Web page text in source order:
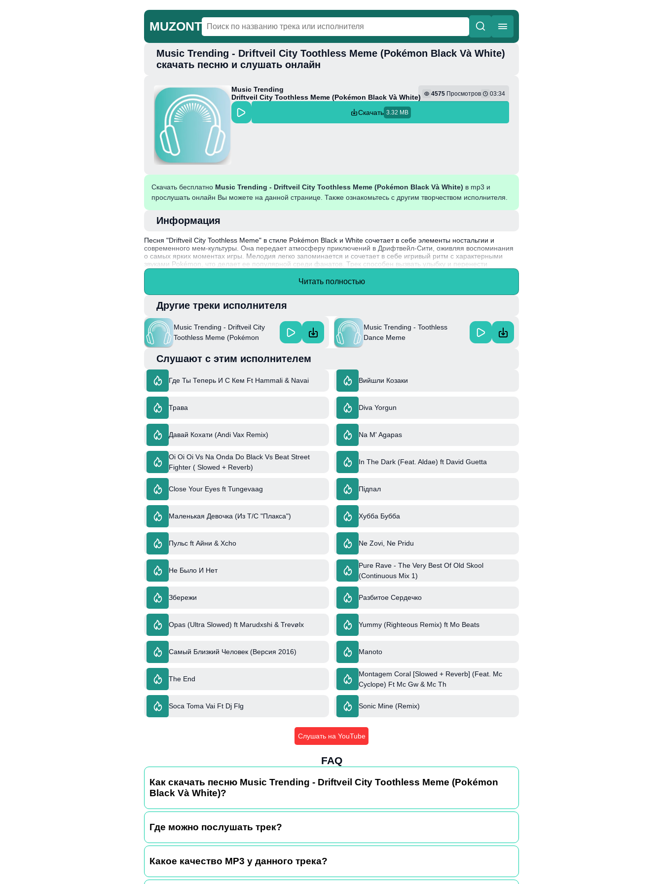
MUZONT
Главная Новинки Популярная
Music Trending - Driftveil City Toothless Meme (Pokémon Black Và White)
скачать песню и слушать онлайн
Music Trending
Driftveil City Toothless Meme (Pokémon Black Và White)
4575 Просмотров 03:34
Скачать 3.32 MB
Скачать бесплатно Music Trending - Driftveil City Toothless Meme (Pokémon Black Và White) в mp3 и
прослушать онлайн Вы можете на данной странице. Также ознакомьтесь с другим творчеством исполнителя.
Информация
Песня "Driftveil City Toothless Meme" в стиле Pokémon Black и White сочетает в себе элементы ностальгии и
современного мем-культуры. Она передает атмосферу приключений в Дрифтвейл-Сити, оживляя воспоминания
о самых ярких моментах игры. Мелодия легко запоминается и сочетает в себе игривый ритм с характерными
звуками Pokémon, что делает ее популярной среди фанатов. Трек способен вызвать улыбку и перенести
слушателей в мир покемонов, где дружба и исследование играют ключевую роль.
композициях, что позволяет соединять новое поколение слушателей с классическими играми.
Читать полностью
Другие треки исполнителя
Music Trending - Driftveil City
Toothless Meme (Pokémon
Music Trending - Toothless
Dance Meme
Слушают с этим исполнителем
Где Ты Теперь И С Кем Ft Hammali & Navai Вийшли Козаки
Трава Diva Yorgun
Давай Кохати (Andi Vax Remix) Na M' Agapas
Oi Oi Oi Vs Na Onda Do Black Vs Beat Street
Fighter ( Slowed + Reverb)
In The Dark (Feat. Aldae) ft David Guetta
Close Your Eyes ft Tungevaag Підпал
Маленькая Девочка (Из Т/С "Плакса") Хубба Бубба
Пульс ft Айни & Xcho Ne Zovi, Ne Pridu
Не Было И Нет
Pure Rave - The Very Best Of Old Skool
(Continuous Mix 1)
Збережи Разбитое Сердечко
Opas (Ultra Slowed) ft Marudxshi & Trevølx Yummy (Righteous Remix) ft Mo Beats
Самый Близкий Человек (Версия 2016) Manoto
The End
Montagem Coral [Slowed + Reverb] (Feat. Mc
Cyclope) Ft Mc Gw & Mc Th
Soca Toma Vai Ft Dj Flg Sonic Mine (Remix)
Слушать на YouTube
FAQ
Как скачать песню Music Trending - Driftveil City Toothless Meme (Pokémon
Black Và White)?
Где можно послушать трек?
Какое качество MP3 у данного трека?